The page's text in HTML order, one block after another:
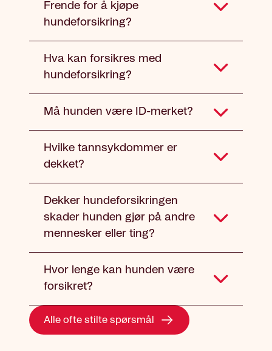
Frende for å kjøpe
hundeforsikring?
Hva kan forsikres med
hundeforsikring?
Må hunden være ID-merket?
Hvilke tannsykdommer er
dekket?
Dekker hundeforsikringen
skader hunden gjør på andre
mennesker eller ting?
Hvor lenge kan hunden være
forsikret?
Alle ofte stilte spørsmål